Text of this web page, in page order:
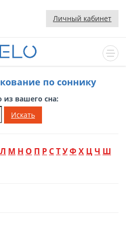
Личный кабинет
по соннику
из вашего сна:
Искать
Л М Н О П Р СТУФ Х ЦЧ Ш